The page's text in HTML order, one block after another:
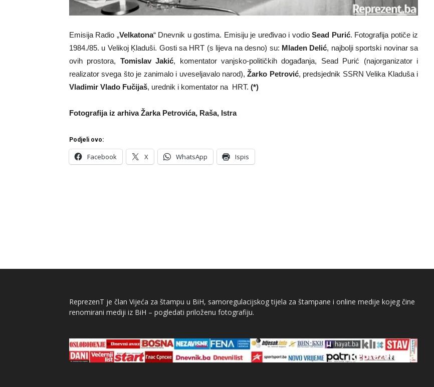
Emisija Radio „Velkatona“ Dnevnik u gostima. Emisiju je uređivao i vodioSead Purić. Fotografija potiče iz
1984./85. u Velikoj Ķladuši. Gosti sa HRT (s lijeva na desno) su: Mladen Delić, najbolji sportski novinar sa
ovih prostora, Tomislav Jakić, komentator vanjsko-političkih događanja, Sead Purić (najorganizator i
realizator svega što je zanimalo i uveseljavalo narod),Žarko Petrović, predsjednik SSRN Velika Kladuša i
Vladimir Vlado Fučijaš, urednik i komentator na HRT. (*)
Fotografija iz arhiva Žarka Petrovića, Raša, Istra
Podjeli ovo:
Facebook X WhatsApp Ispis
ReprezenT je član Vijeća za štampu u BiH, samoregulacijskog tijela za štampane i online medije kojeg čine
renomirani mediji iz BiH – pogledati priloženu fotografiju.